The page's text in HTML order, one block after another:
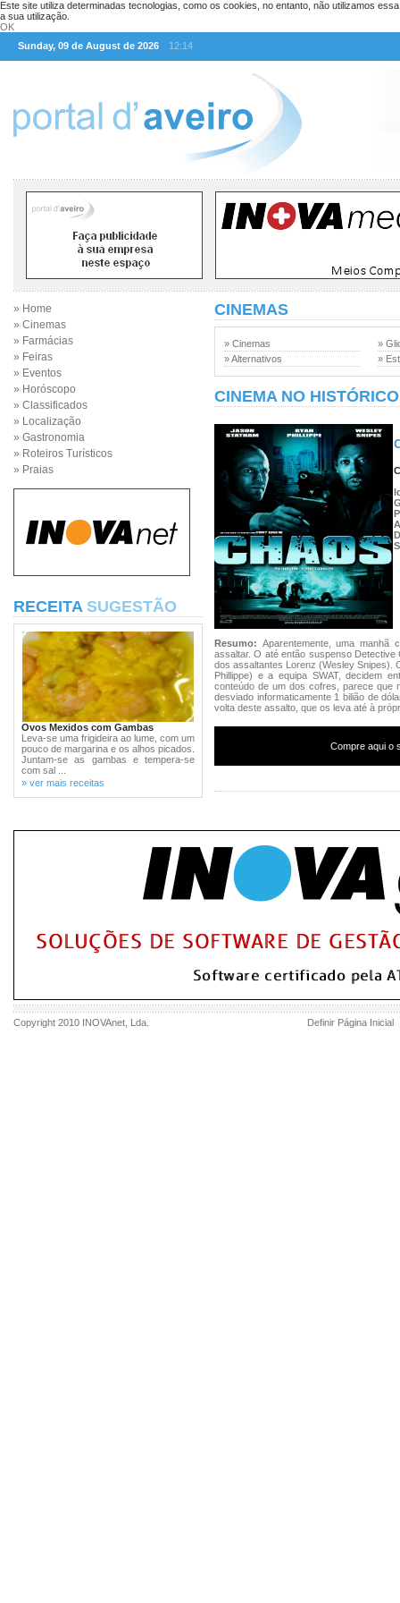
Este site utiliza determinadas tecnologias, como os cookies, no entanto, não utilizamos
a sua utilização.
OK
Sunday, 09 de August de 2026
12:14
» Home
» Cinemas
» Farmácias
» Feiras
» Eventos
» Horóscopo
» Classificados
» Localização
» Gastronomia
» Roteiros Turísticos
» Praias
RECEITA SUGESTÃO
Ovos Mexidos com Gambas
Leva-se uma frigideira ao lume, com um
pouco de margarina e os alhos picados.
Juntam-se as gambas e tempera-se
com sal ...
» ver mais receitas
CINEMAS
» Cinemas
» Alternativos
»
»
CINEMA NO HISTÓRICO
Resumo: Aparentemente, uma manhã
assaltar. O até então suspenso
dos assaltantes Lorenz (Wesley Snipes).
Phillippe) e a equipa SWAT, decidem
conteúdo de um dos cofres, parece que
desviado informaticamente 1 bilião de
volta deste assalto, que os leva até à
Compre aqui o
Copyright 2010 INOVAnet , Lda. Definir Página Inicial